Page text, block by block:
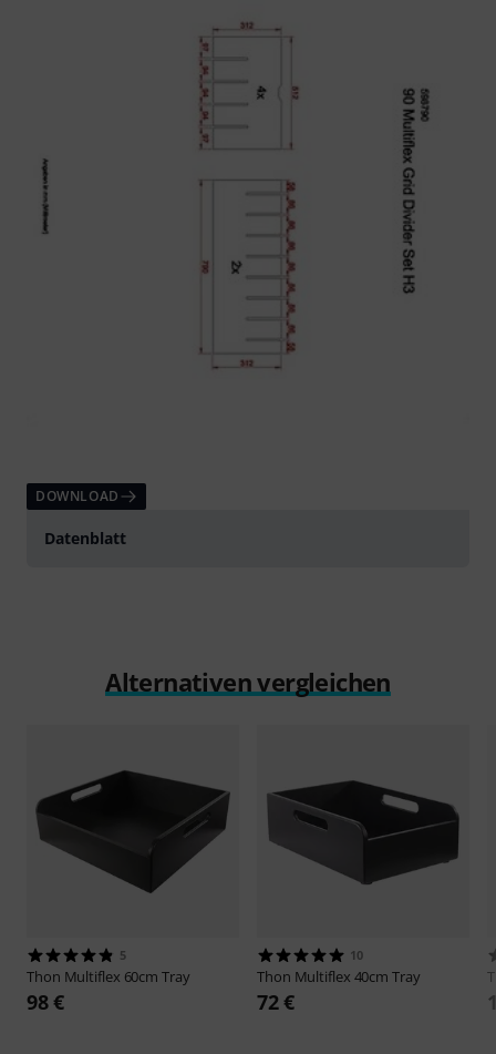
DOWNLOAD
Datenblatt
Alternativen vergleichen
5
Thon Multiflex 60cm Tray
98 €
10
Thon Multiflex 40cm Tray
72 €